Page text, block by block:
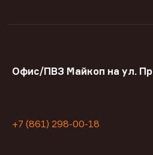
Офис/ПВЗ Майкоп на ул.
+7 (861) 298-00-18